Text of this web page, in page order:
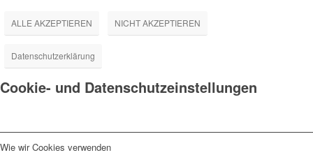
ALLE AKZEPTIEREN NICHT AKZEPTIEREN
Datenschutzerklärung
Cookie- und Datenschutzeinstellungen
Wie wir Cookies verwenden